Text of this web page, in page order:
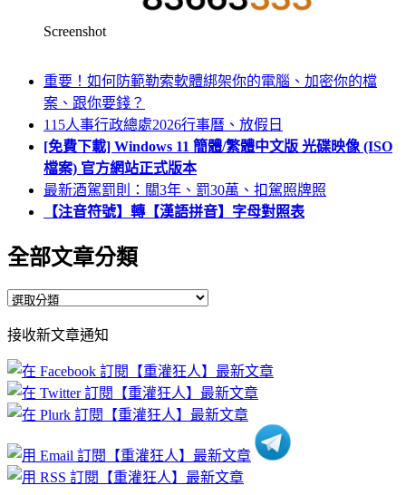
Screenshot
重要！如何防範勒索軟體綁架你的電腦、加密你的檔
案、跟你要錢？
115人事行政總處2026行事曆、放假日
[免費下載] Windows 11 簡體/繁體中文版 光碟映像 (ISO
檔案) 官方網站正式版本
最新酒駕罰則：關3年、罰30萬、扣駕照牌照
【注音符號】轉【漢語拼音】字母對照表
全部文章分類
全
文
章
分
類
接收新文章通知